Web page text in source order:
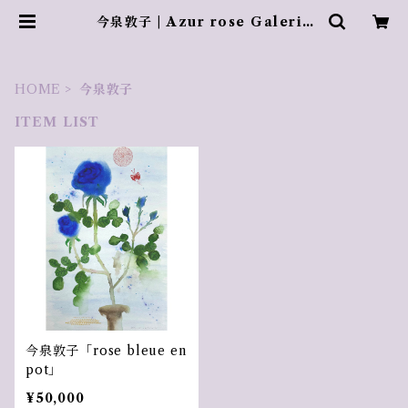
今泉敦子 | Azur rose Galerie
HOME
今泉敦子
ITEM LIST
今泉敦子「rose bleue en
pot」
¥50,000